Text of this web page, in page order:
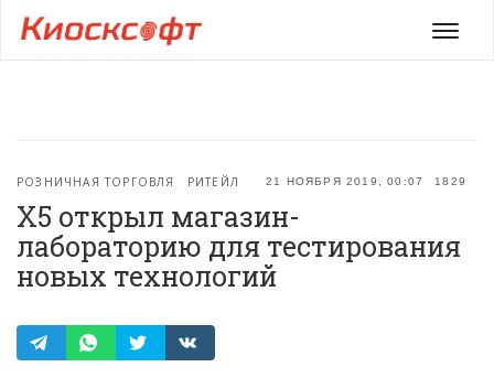
Меню
21 НОЯБРЯ 2019, 00:07 1829
РОЗНИЧНАЯ ТОРГОВЛЯ РИТЕЙЛ
X5 открыл магазин-
лабораторию для тестирования
новых технологий